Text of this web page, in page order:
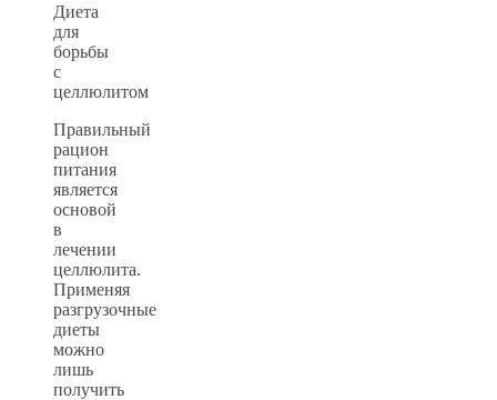
Диета
для
борьбы
с
целлюлитом
Правильный
рацион
питания
является
основой
в
лечении
целлюлита.
Применяя
разгрузочные
диеты
можно
лишь
получить